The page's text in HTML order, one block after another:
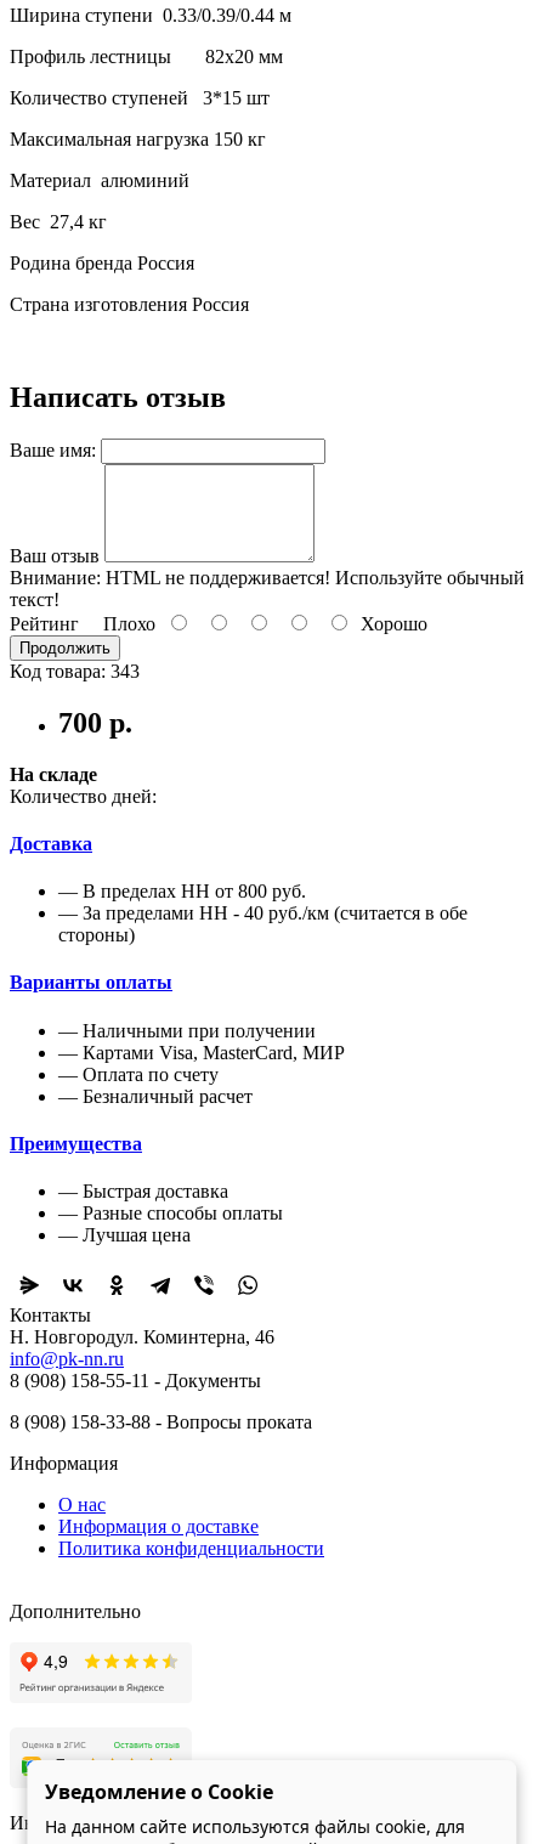
Ширина ступени 0.33/0.39/0.44 м
Профиль лестницы 82x20 мм
Количество ступеней 3*15 шт
Максимальная нагрузка 150 кг
Материал алюминий
Вес 27,4 кг
Родина бренда Россия
Страна изготовления Россия
Написать отзыв
Ваше имя:
Ваш отзыв
Внимание: HTML не поддерживается! Используйте обычный
текст!
Рейтинг Плохо Хорошо
Продолжить
Код товара: 343
700 р.
На складе
Количество дней:
Доставка
— В пределах НН от 800 руб.
— За пределами НН - 40 руб./км (считается в обе
стороны)
Варианты оплаты
— Наличными при получении
— Картами Visa, MasterCard, МИР
— Оплата по счету
— Безналичный расчет
Преимущества
— Быстрая доставка
— Разные способы оплаты
— Лучшая цена
Контакты
Н. Новгород ​ул. Коминтерна, 46
info@pk-nn.ru
8 (908) 158-55-11 - Документы
8 (908) 158-33-88 - Вопросы проката
Информация
О нас
Информация о доставке
Политика конфиденциальности
Дополнительно
Индекс качества сайта Яндекс
Уведомление о Cookie
На данном сайте используются файлы cookie, для